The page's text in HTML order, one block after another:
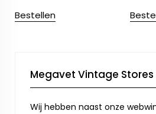
Bestellen
Megavet Vintage Stores
Wij hebben naast onze